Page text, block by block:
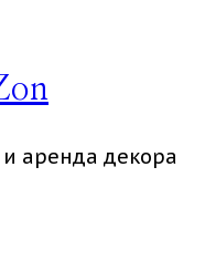
аренда декора